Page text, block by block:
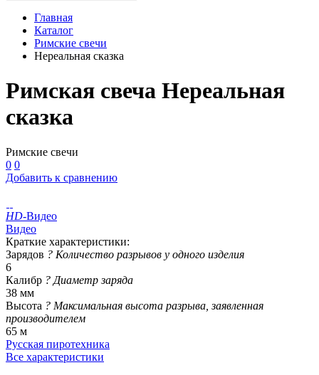
Главная
Каталог
Римские свечи
Нереальная сказка
Римская свеча Нереальная
сказка
Римские свечи
0 0
Добавить к сравнению
HD-Видео
Видео
Краткие характеристики:
Зарядов ? Количество разрывов у одного изделия
6
Калибр ? Диаметр заряда
38 мм
Высота ? Максимальная высота разрыва, заявленная
производителем
65 м
Русская пиротехника
Все характеристики